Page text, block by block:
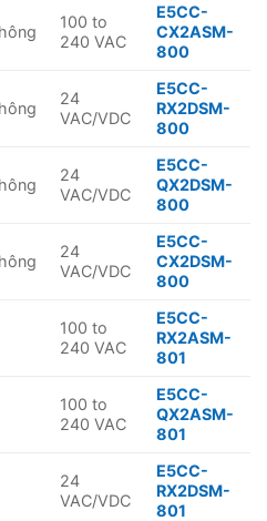
100 to
240 VAC
E5CC-
CX2ASM-
800
24
VAC/VDC
E5CC-
RX2DSM-
800
24
VAC/VDC
E5CC-
QX2DSM-
800
24
VAC/VDC
E5CC-
CX2DSM-
800
100 to
240 VAC
E5CC-
RX2ASM-
801
100 to
240 VAC
E5CC-
QX2ASM-
801
24
VAC/VDC
E5CC-
RX2DSM-
801